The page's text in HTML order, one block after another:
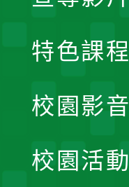
特色課程
校園影音
校園活動